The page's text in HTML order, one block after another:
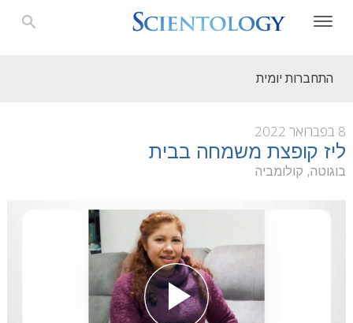
התחברות יומית
8 בפברואר 2022
ליז קופצת משמחה בבית
בוגוטה, קולומביה